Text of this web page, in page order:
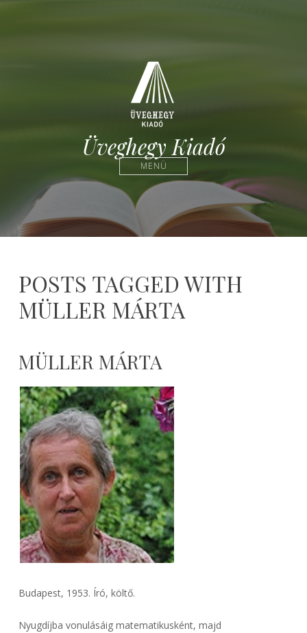
Üveghegy Kiadó
MENÜ
POSTS TAGGED WITH
MÜLLER MÁRTA
MÜLLER MÁRTA
Budapest, 1953. Író, költő.
Nyugdíjba vonulásáig matematikusként, majd